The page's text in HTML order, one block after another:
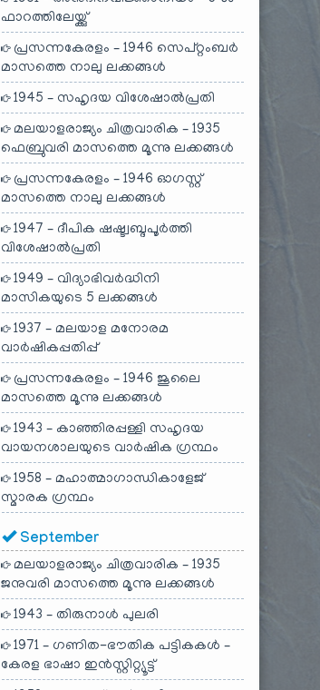
ഫാറത്തിലേയ്ക്കു്
പ്രസന്നകേരളം – 1946 സെപ്റ്റംബർ
മാസത്തെ നാലു ലക്കങ്ങൾ
1945 – സഹൃദയ വിശേഷാൽപ്രതി
മലയാളരാജ്യം ചിത്രവാരിക – 1935
ഫെബ്രുവരി മാസത്തെ മൂന്നു ലക്കങ്ങൾ
പ്രസന്നകേരളം – 1946 ഓഗസ്റ്റ്
മാസത്തെ നാലു ലക്കങ്ങൾ
1947 – ദീപിക ഷഷ്ട്വബ്ദപൂർത്തി
വിശേഷാൽപ്രതി
1949 – വിദ്യാഭിവർദ്ധിനി
മാസികയുടെ 5 ലക്കങ്ങൾ
1937 – മലയാള മനോരമ
വാർഷികപ്പതിപ്പ്
പ്രസന്നകേരളം – 1946 ജൂലൈ
മാസത്തെ മൂന്നു ലക്കങ്ങൾ
1943 – കാഞ്ഞിരപ്പള്ളി സഹൃദയ
വായനശാലയുടെ വാർഷിക ഗ്രന്ഥം
1958 – മഹാത്മാഗാന്ധികാളേജ്
സ്മാരക ഗ്രന്ഥം
September
മലയാളരാജ്യം ചിത്രവാരിക – 1935
ജനുവരി മാസത്തെ മൂന്നു ലക്കങ്ങൾ
1943 – തിരുനാൾ പുലരി
1971 – ഗണിത-ഭൗതിക പട്ടികകൾ –
കേരള ഭാഷാ ഇൻസ്റ്റിറ്റ്യൂട്ട്